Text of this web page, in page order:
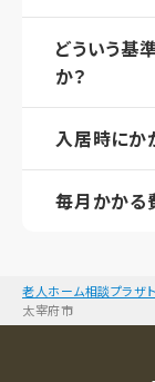
どういう基
か？
入居時にか
毎月かかる
老人ホーム相談プラザ
太宰府市